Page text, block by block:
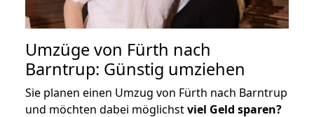
Umzüge von Fürth nach
Barntrup: Günstig umziehen
Sie planen einen Umzug von Fürth nach Barntrup
und möchten dabei möglichstviel Geld sparen?